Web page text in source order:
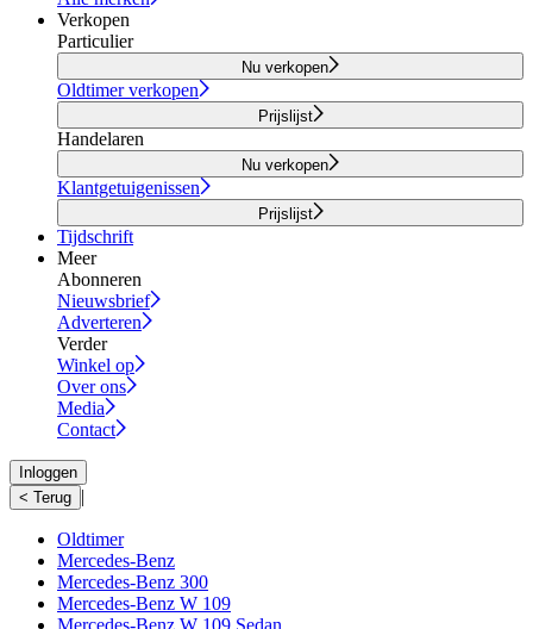
Verkopen
Particulier
Nu verkopen
Oldtimer verkopen
Prijslijst
Handelaren
Nu verkopen
Klantgetuigenissen
Prijslijst
Tijdschrift
Meer
Abonneren
Nieuwsbrief
Adverteren
Verder
Winkel op
Over ons
Media
Contact
Inloggen
< Terug |
Oldtimer
Mercedes-Benz
Mercedes-Benz 300
Mercedes-Benz W 109
Mercedes-Benz W 109 Sedan